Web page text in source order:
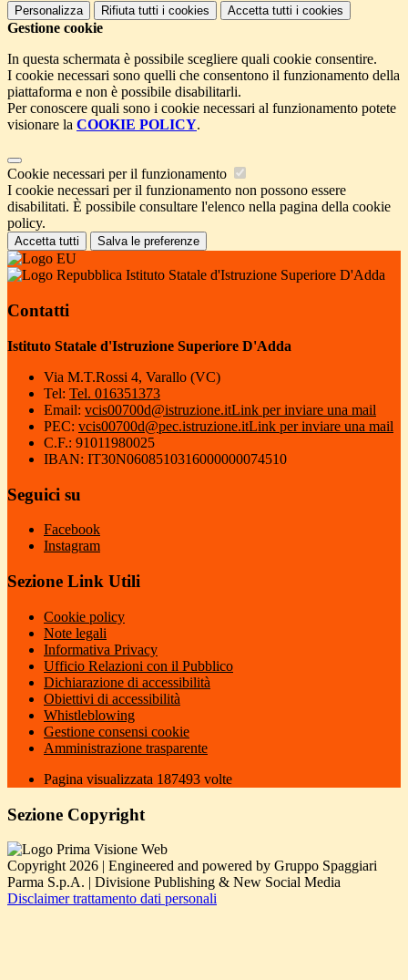
Personalizza Rifiuta tutti i cookies Accetta tutti i cookies
Gestione cookie
In questa schermata è possibile scegliere quali cookie consentire.
I cookie necessari sono quelli che consentono il funzionamento della
piattaforma e non è possibile disabilitarli.
Per conoscere quali sono i cookie necessari al funzionamento potete
visionare la COOKIE POLICY.
Cookie necessari per il funzionamento
I cookie necessari per il funzionamento non possono essere
disabilitati. È possibile consultare l'elenco nella pagina della cookie
policy.
Accetta tutti Salva le preferenze
Istituto Statale d'Istruzione Superiore D'Adda
Contatti
Istituto Statale d'Istruzione Superiore D'Adda
Via M.T.Rossi 4, Varallo (VC)
Tel: Tel. 016351373
Email: vcis00700d@istruzione.itLink per inviare una mail
PEC: vcis00700d@pec.istruzione.itLink per inviare una mail
C.F.: 91011980025
IBAN: IT30N0608510316000000074510
Seguici su
Facebook
Instagram
Sezione Link Utili
Cookie policy
Note legali
Informativa Privacy
Ufficio Relazioni con il Pubblico
Dichiarazione di accessibilità
Obiettivi di accessibilità
Whistleblowing
Gestione consensi cookie
Amministrazione trasparente
Pagina visualizzata 187493 volte
Sezione Copyright
Copyright 2026 | Engineered and powered by Gruppo Spaggiari
Parma S.p.A. | Divisione Publishing & New Social Media
Disclaimer trattamento dati personali